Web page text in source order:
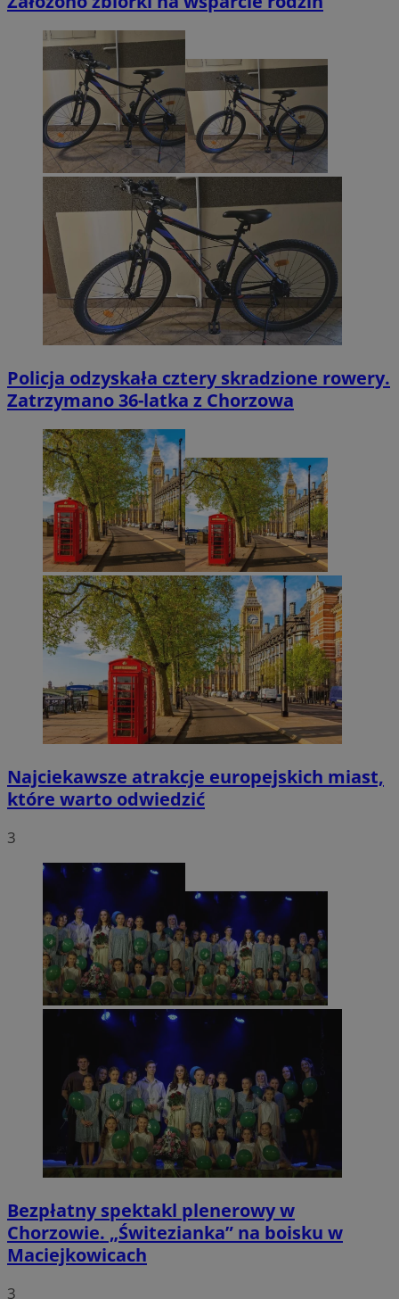
Policja odzyskała cztery skradzione rowery.
Zatrzymano 36-latka z Chorzowa
Najciekawsze atrakcje europejskich miast,
które warto odwiedzić
3
Bezpłatny spektakl plenerowy w
Chorzowie. „Świtezianka” na boisku w
Maciejkowicach
3